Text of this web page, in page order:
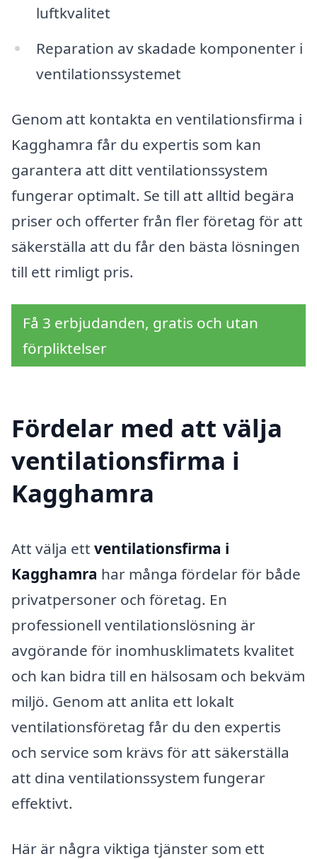
luftkvalitet
Reparation av skadade komponenter i
ventilationssystemet
Genom att kontakta en ventilationsfirma i
Kagghamra får du expertis som kan
garantera att ditt ventilationssystem
fungerar optimalt. Se till att alltid begära
priser och offerter från fler företag för att
säkerställa att du får den bästa lösningen
till ett rimligt pris.
Få 3 erbjudanden, gratis och utan
förpliktelser
Fördelar med att välja
ventilationsfirma i
Kagghamra
Att välja ett ventilationsfirma i
Kagghamra har många fördelar för både
privatpersoner och företag. En
professionell ventilationslösning är
avgörande för inomhusklimatets kvalitet
och kan bidra till en hälsosam och bekväm
miljö. Genom att anlita ett lokalt
ventilationsföretag får du den expertis
och service som krävs för att säkerställa
att dina ventilationssystem fungerar
effektivt.
Här är några viktiga tjänster som ett